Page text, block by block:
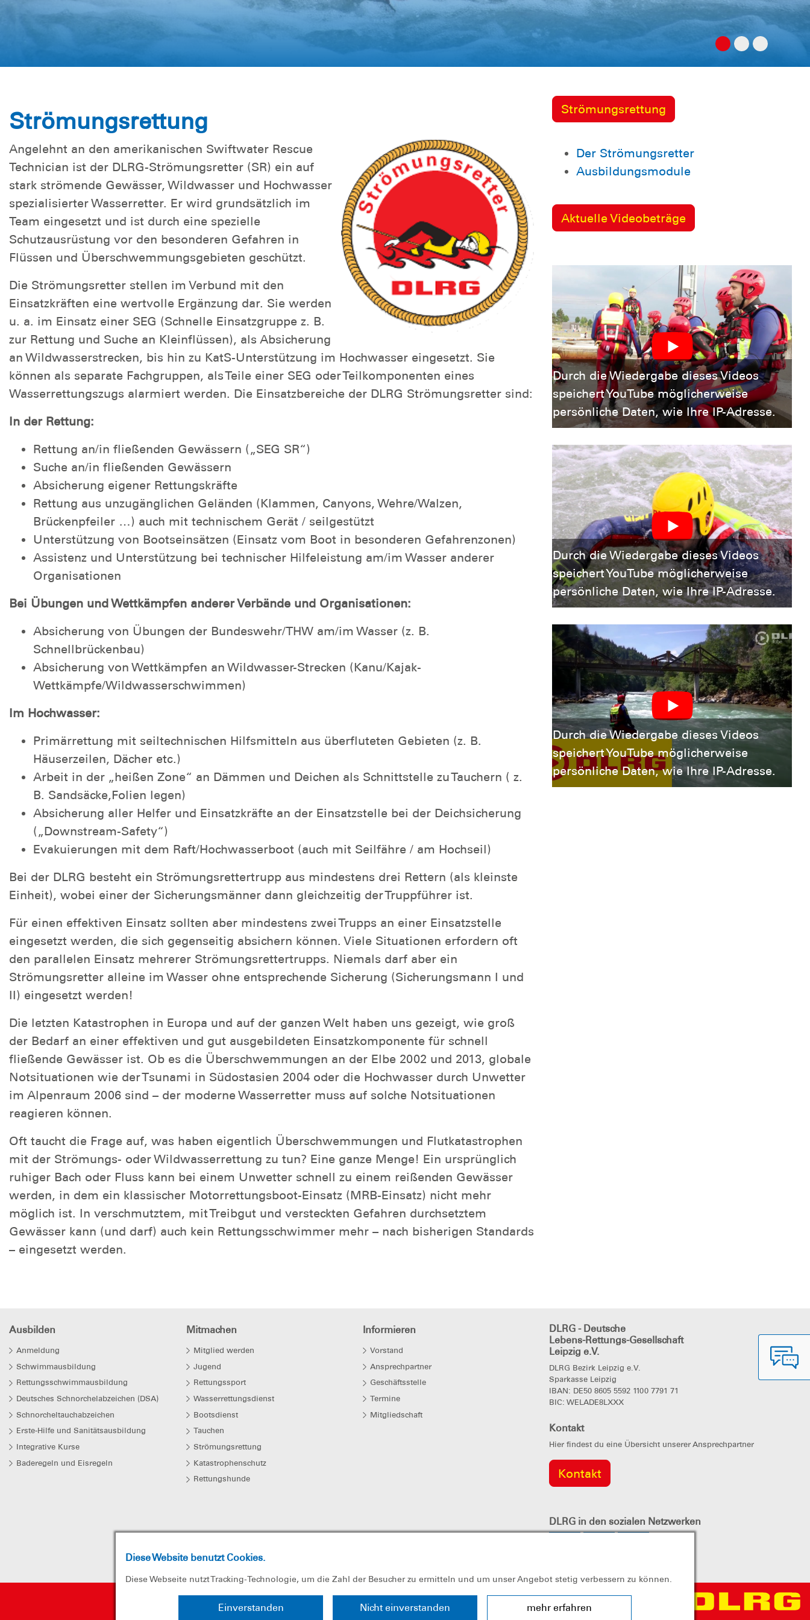
Strömungsrettung
Angelehnt an den amerikanischen Swiftwater Rescue
Technician ist der DLRG-Strömungsretter (SR) ein auf
stark strömende Gewässer, Wildwasser und Hochwasser
spezialisierter Wasserretter. Er wird grundsätzlich im
Team eingesetzt und ist durch eine spezielle
Schutzausrüstung vor den besonderen Gefahren in
Flüssen und Überschwemmungsgebieten geschützt.
Die Strömungsretter stellen im Verbund mit den
Einsatzkräften eine wertvolle Ergänzung dar. Sie werden
u. a. im Einsatz einer SEG (Schnelle Einsatzgruppe z. B.
zur Rettung und Suche an Kleinflüssen), als Absicherung
an Wildwasserstrecken, bis hin zu KatS-Unterstützung im Hochwasser eingesetzt. Sie
können als separate Fachgruppen, als Teile einer SEG oder Teilkomponenten eines
Wasserrettungszugs alarmiert werden. Die Einsatzbereiche der DLRG Strömungsretter sind:
In der Rettung:
Rettung an/in fließenden Gewässern („SEG SR“)
Suche an/in fließenden Gewässern
Absicherung eigener Rettungskräfte
Rettung aus unzugänglichen Geländen (Klammen, Canyons, Wehre/Walzen,
Brückenpfeiler …) auch mit technischem Gerät / seilgestützt
Unterstützung von Bootseinsätzen (Einsatz vom Boot in besonderen Gefahrenzonen)
Assistenz und Unterstützung bei technischer Hilfeleistung am/im Wasser anderer
Organisationen
Bei Übungen und Wettkämpfen anderer Verbände und Organisationen:
Absicherung von Übungen der Bundeswehr/THW am/im Wasser (z. B.
Schnellbrückenbau)
Absicherung von Wettkämpfen an Wildwasser-Strecken (Kanu/Kajak-
Wettkämpfe/Wildwasserschwimmen)
Im Hochwasser:
Primärrettung mit seiltechnischen Hilfsmitteln aus überfluteten Gebieten (z. B.
Häuserzeilen, Dächer etc.)
Arbeit in der „heißen Zone“ an Dämmen und Deichen als Schnittstelle zu Tauchern ( z.
B. Sandsäcke,Folien legen)
Absicherung aller Helfer und Einsatzkräfte an der Einsatzstelle bei der Deichsicherung
(„Downstream-Safety“)
Evakuierungen mit dem Raft/Hochwasserboot (auch mit Seilfähre / am Hochseil)
Bei der DLRG besteht ein Strömungsrettertrupp aus mindestens drei Rettern (als kleinste
Einheit), wobei einer der Sicherungsmänner dann gleichzeitig der Truppführer ist.
Für einen effektiven Einsatz sollten aber mindestens zwei Trupps an einer Einsatzstelle
eingesetzt werden, die sich gegenseitig absichern können. Viele Situationen erfordern oft
den parallelen Einsatz mehrerer Strömungsrettertrupps. Niemals darf aber ein
Strömungsretter alleine im Wasser ohne entsprechende Sicherung (Sicherungsmann I und
II) eingesetzt werden!
Die letzten Katastrophen in Europa und auf der ganzen Welt haben uns gezeigt, wie groß
der Bedarf an einer effektiven und gut ausgebildeten Einsatzkomponente für schnell
fließende Gewässer ist. Ob es die Überschwemmungen an der Elbe 2002 und 2013, globale
Notsituationen wie der Tsunami in Südostasien 2004 oder die Hochwasser durch Unwetter
im Alpenraum 2006 sind – der moderne Wasserretter muss auf solche Notsituationen
reagieren können.
Oft taucht die Frage auf, was haben eigentlich Überschwemmungen und Flutkatastrophen
mit der Strömungs- oder Wildwasserrettung zu tun? Eine ganze Menge! Ein ursprünglich
ruhiger Bach oder Fluss kann bei einem Unwetter schnell zu einem reißenden Gewässer
werden, in dem ein klassischer Motorrettungsboot-Einsatz (MRB-Einsatz) nicht mehr
möglich ist. In verschmutztem, mit Treibgut und versteckten Gefahren durchsetztem
Gewässer kann (und darf) auch kein Rettungsschwimmer mehr – nach bisherigen Standards
– eingesetzt werden.
Strömungsrettung
Der Strömungsretter
Ausbildungsmodule
Aktuelle Videobeträge
Durch die Wiedergabe dieses Videos
speichert YouTube möglicherweise
persönliche Daten, wie Ihre IP-Adresse.
Durch die Wiedergabe dieses Videos
speichert YouTube möglicherweise
persönliche Daten, wie Ihre IP-Adresse.
Durch die Wiedergabe dieses Videos
speichert YouTube möglicherweise
persönliche Daten, wie Ihre IP-Adresse.
Diese Website benutzt Cookies.
Diese Webseite nutzt Tracking-Technologie, um die Zahl der Besucher zu ermitteln und um unser Angebot stetig verbessern zu können.
Einverstanden Nicht einverstanden mehr erfahren
Ausbilden
Anmeldung
Schwimmausbildung
Rettungsschwimmausbildung
Deutsches Schnorchelabzeichen (DSA)
Schnorcheltauchabzeichen
Erste-Hilfe und Sanitätsausbildung
Integrative Kurse
Baderegeln und Eisregeln
Mitmachen
Mitglied werden
Jugend
Rettungssport
Wasserrettungsdienst
Bootsdienst
Tauchen
Strömungsrettung
Katastrophenschutz
Rettungshunde
Informieren
Vorstand
Ansprechpartner
Geschäftsstelle
Termine
Mitgliedschaft
DLRG - Deutsche
Lebens-Rettungs-Gesellschaft
Leipzig e.V.
DLRG Bezirk Leipzig e.V.
Sparkasse Leipzig
IBAN: DE50 8605 5592 1100 7791 71
BIC: WELADE8LXXX
Kontakt
Hier findest du eine Übersicht unserer Ansprechpartner
Kontakt
DLRG in den sozialen Netzwerken